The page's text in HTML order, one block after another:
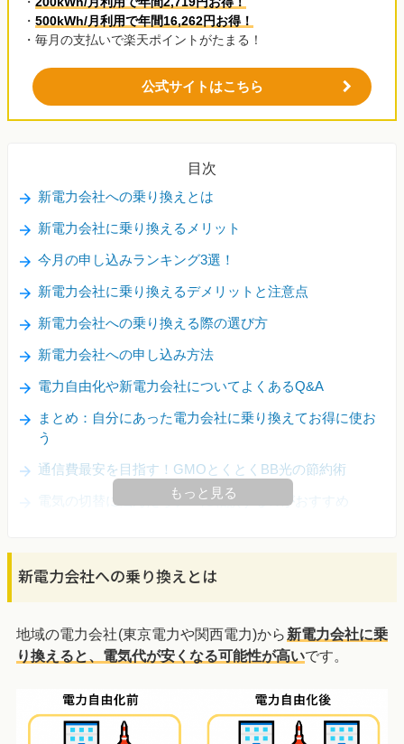
・ 500kWh/月利用で年間16,262円お得！
・毎月の支払いで楽天ポイントがたまる！
公式サイトはこちら
目次
新電力会社への乗り換えとは
新電力会社に乗り換えるメリット
今月の申し込みランキング3選！
新電力会社に乗り換えるデメリットと注意点
新電力会社への乗り換える際の選び方
新電力会社への申し込み方法
電力自由化や新電力会社についてよくあるQ&A
まとめ：自分にあった電力会社に乗り換えてお得に使お
う
通信費最安を目指す！GMOとくとくBB光の節約術
電気の切替に悩んだらプロに相談するのがおすすめ
もっと見る
新電力会社への乗り換えとは
地域の電力会社(東京電力や関西電力)から 新電力会社に乗
り換えると、電気代が安くなる可能性が高いです。